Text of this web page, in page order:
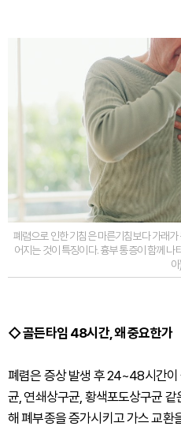
폐렴으로 인한 기침은 마른기침보다 가래
어지는 것이 특징이다. 흉부 통증이 함께
아)
◇ 골든타임 48시간, 왜 중요한가
폐렴은 증상 발생 후 24~48시간이
균, 연쇄상구균, 황색포도상구균
해 폐부종을 증가시키고 가스 교환